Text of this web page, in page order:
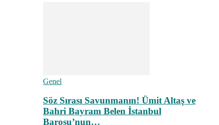
Genel
Söz Sırası Savunmanın! Ümit Altaş ve
Bahri Bayram Belen İstanbul
Barosu’nun…